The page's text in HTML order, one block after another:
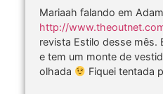
Mariaah falando em
http://
revista Estilo desse
e tem um monte de
olhada
Fiquei tentada